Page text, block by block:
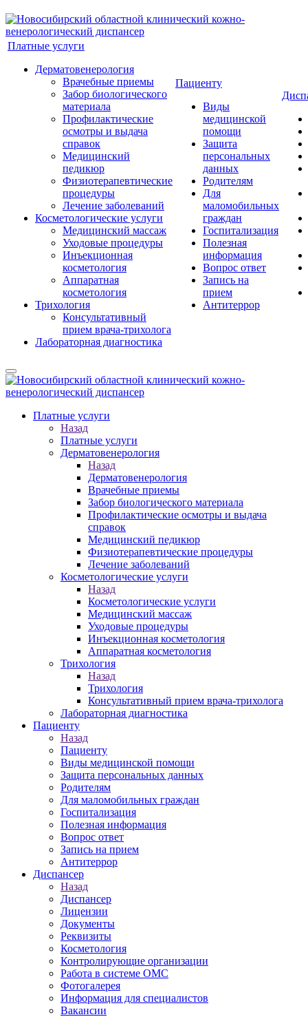
Платные услуги
Дерматовенерология
Врачебные приемы
Забор биологического
материала
Профилактические
осмотры и выдача
справок
Медицинский
педикюр
Физиотерапевтические
процедуры
Лечение заболеваний
Косметологические услуги
Медицинский массаж
Уходовые процедуры
Инъекционная
косметология
Аппаратная
косметология
Трихология
Консультативный
прием врача-трихолога
Лабораторная диагностика
Пациенту
Виды
медицинской
помощи
Защита
персональных
данных
Родителям
Для
маломобильных
граждан
Госпитализация
Полезная
информация
Вопрос ответ
Запись на
прием
Антитеррор
Платные услуги
Назад
Платные услуги
Дерматовенерология
Назад
Дерматовенерология
Врачебные приемы
Забор биологического материала
Профилактические осмотры и выдача
справок
Медицинский педикюр
Физиотерапевтические процедуры
Лечение заболеваний
Косметологические услуги
Назад
Косметологические услуги
Медицинский массаж
Уходовые процедуры
Инъекционная косметология
Аппаратная косметология
Трихология
Назад
Трихология
Консультативный прием врача-трихолога
Лабораторная диагностика
Пациенту
Назад
Пациенту
Виды медицинской помощи
Защита персональных данных
Родителям
Для маломобильных граждан
Госпитализация
Полезная информация
Вопрос ответ
Запись на прием
Антитеррор
Диспансер
Назад
Диспансер
Лицензии
Документы
Реквизиты
Косметология
Контролирующие организации
Работа в системе ОМС
Фотогалерея
Информация для специалистов
Вакансии